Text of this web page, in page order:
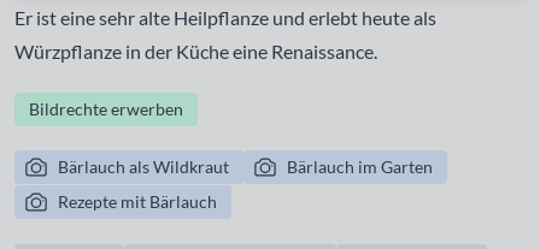
Er ist eine sehr alte Heilpflanze und erlebt heute als
Würzpflanze in der Küche eine Renaissance.
Bildrechte erwerben
Bärlauch als Wildkraut
Bärlauch im Garten
Rezepte mit Bärlauch